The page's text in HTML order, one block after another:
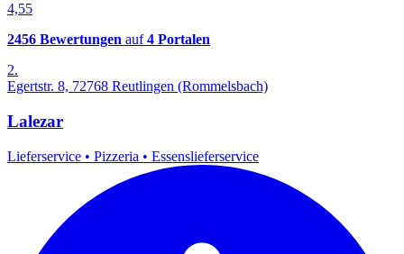
4,55
2456 Bewertungen auf4 Portalen
2.
Egertstr. 8, 72768 Reutlingen (Rommelsbach)
Lalezar
Lieferservice • Pizzeria • Essenslieferservice